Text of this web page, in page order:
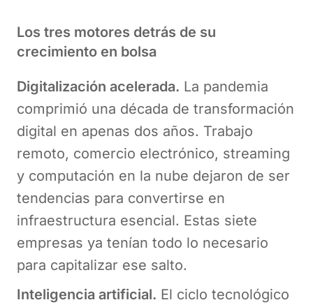
Los tres motores detrás de su
crecimiento en bolsa
Digitalización acelerada. La pandemia
comprimió una década de transformación
digital en apenas dos años. Trabajo
remoto, comercio electrónico, streaming
y computación en la nube dejaron de ser
tendencias para convertirse en
infraestructura esencial. Estas siete
empresas ya tenían todo lo necesario
para capitalizar ese salto.
Inteligencia artificial. El ciclo tecnológico